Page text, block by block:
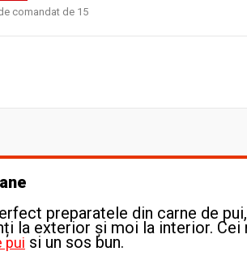
comandat de 15
preparatele din carne de
la exterior și moi la interior. Cei
pui si un sos bun.